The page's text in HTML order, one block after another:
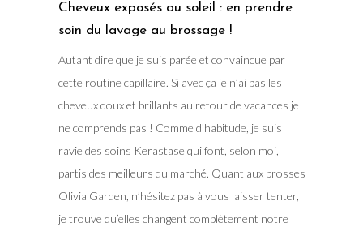
Cheveux exposés au soleil : en prendre
soin du lavage au brossage !
Autant dire que je suis parée et convaincue par
cette routine capillaire. Si avec ça je n’ai pas les
cheveux doux et brillants au retour de vacances je
ne comprends pas ! Comme d’habitude, je suis
ravie des soins Kerastase qui font, selon moi,
partis des meilleurs du marché. Quant aux brosses
Olivia Garden, n’hésitez pas à vous laisser tenter,
je trouve qu’elles changent complètement notre